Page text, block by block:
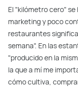
El "kilómetro cero"
marketing y poco
restaurantes
semana". En las
"producido en la
la que a mí me
cómo cultiva,